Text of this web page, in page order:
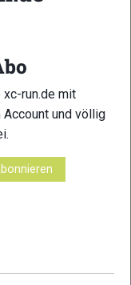
xc-run.de mit
Account und völlig